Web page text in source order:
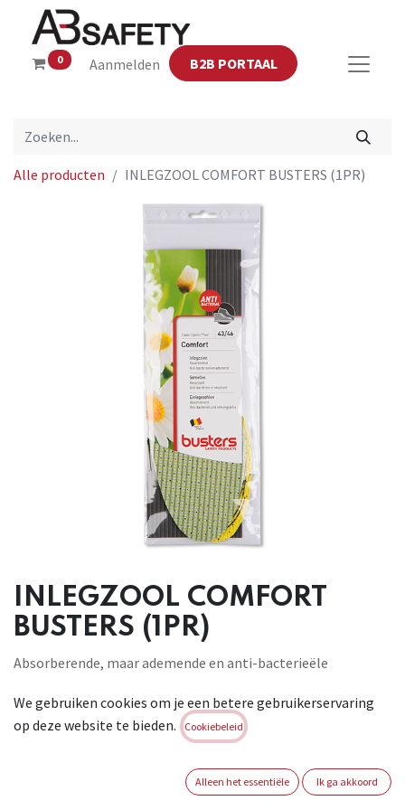
0 Aanmelden B2B PORTAAL
Alle producten INLEGZOOL COMFORT BUSTERS (1PR)
INLEGZOOL COMFORT
BUSTERS (1PR)
Absorberende, maar ademende en anti-bacterieële
ideaal om te dragen in veiligheidsschoenen. Kan gewassen
worden op 30°.
Login of registreer om verder te
We gebruiken cookies om je een betere gebruikerservaring
op deze website te bieden.
Cookiebeleid
Alleen het essentiële Ik ga akkoord